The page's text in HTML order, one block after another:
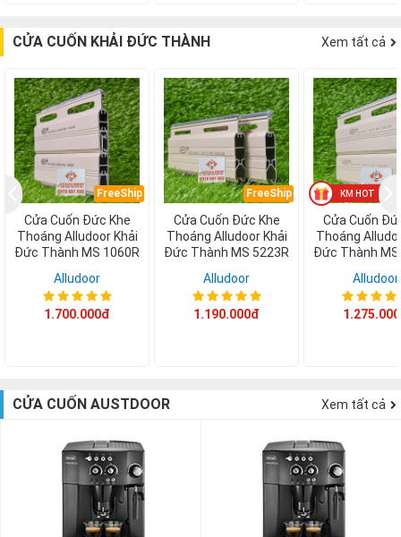
CỬA CUỐN KHẢI ĐỨC THÀNH Xem tất cả
FreeShip
Cửa Cuốn Đức Khe
Thoáng Alludoor Khải
Đức Thành MS 1060R
Alludoor
1.700.000đ
FreeShip
Cửa Cuốn Đức Khe
Thoáng Alludoor Khải
Đức Thành MS 5223R
Alludoor
1.190.000đ
Cửa Cuốn
Thoáng
Đức Thành MS
Alludoor
CỬA CUỐN AUSTDOOR Xem tất cả